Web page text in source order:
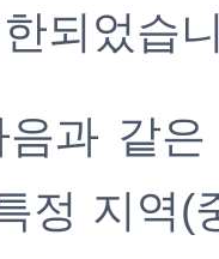
되었습
음과 같
정 지역(